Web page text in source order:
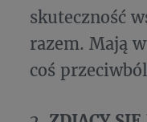
skuteczność
razem.​ Mają
coś